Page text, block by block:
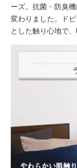
ーズ。抗菌・防臭
変わりました。ド
とした触り心地で